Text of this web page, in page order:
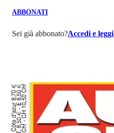
ABBONATI
Sei già abbonato?Accedi e leggi